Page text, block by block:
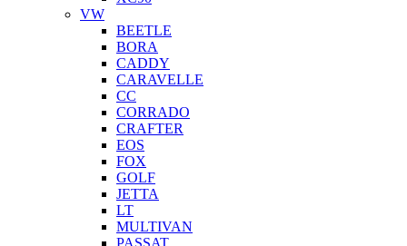
VW
BEETLE
BORA
CADDY
CARAVELLE
CC
CORRADO
CRAFTER
EOS
FOX
GOLF
JETTA
LT
MULTIVAN
PASSAT